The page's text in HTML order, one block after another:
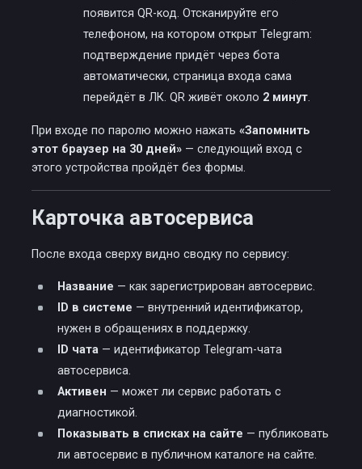
появится QR-код. Отсканируйте его
телефоном, на котором открыт Telegram:
подтверждение придёт через бота
автоматически, страница входа сама
перейдёт в ЛК. QR живёт около 2 минут.
При входе по паролю можно нажать«Запомнить
этот браузер на 30 дней» — следующий вход с
этого устройства пройдёт без формы.
Карточка автосервиса
После входа сверху видно сводку по сервису:
Название — как зарегистрирован автосервис.
ID в системе — внутренний идентификатор,
нужен в обращениях в поддержку.
ID чата — идентификатор Telegram-чата
автосервиса.
Активен — может ли сервис работать с
диагностикой.
Показывать в списках на сайте — публиковать
ли автосервис в публичном каталоге на сайте.